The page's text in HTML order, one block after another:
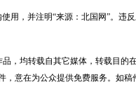
用，并注明“来源：北国网”。违
，均转载自其它媒体，转载目的
，意在为公众提供免费服务。如